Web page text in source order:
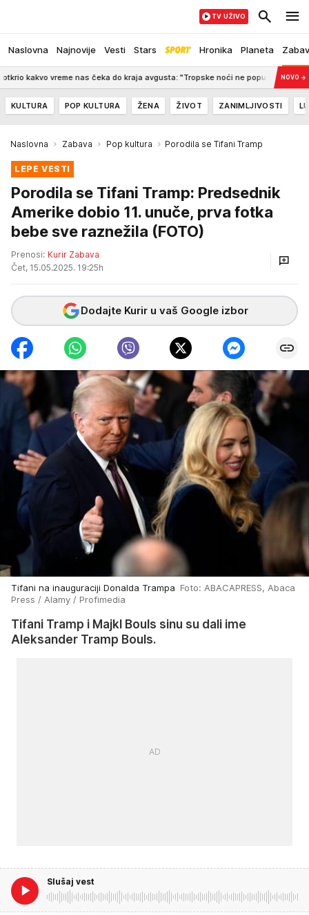
Naslovna Najnovije Vesti Stars Hronika Planeta
TV UŽIVO
vreme nas čeka do kraja avgusta: "Tropske noći ne popuštaju"! 21:42
NOVO →
KULTURA POP KULTURA ŽENA ŽIVOT ZANIMLJIVOSTI
Naslovna Zabava Pop kultura Porodila se Tifani Tramp
LEPE VESTI
Porodila se Tifani Tramp: Predsednik
Amerike dobio 11. unuče, prva fotka
bebe sve raznežila (FOTO)
Prenosi: Kurir Zabava
Čet, 15.05.2025. 19:25h
Dodajte Kurir u vaš Google izbor
Tifani na inauguraciji Donalda Trampa Foto: ABACAPRESS, Abaca
Press / Alamy / Profimedia
Tifani Tramp i Majkl Bouls sinu su dali ime
Aleksander Tramp Bouls.
Slušaj vest